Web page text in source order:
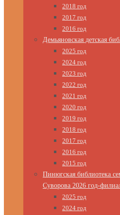
2018 год
2017 год
2016 год
Демьяновская детская
2025 год
2024 год
2023 год
2022 год
2021 год
2020 год
2019 год
2018 год
2017 год
2016 год
2015 год
Пинюгская библиотека
Суворова 2026 год-
2025 год
2024 год